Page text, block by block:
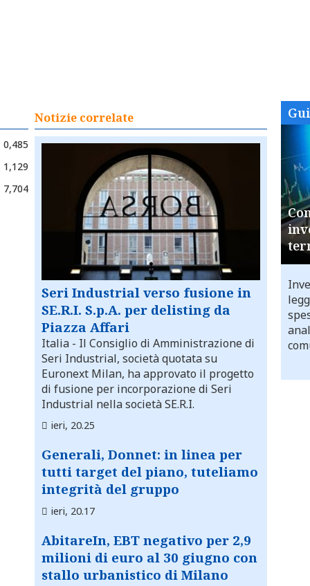
0,485
1,129
7,704
Notizie correlate
Seri Industrial verso fusione in
SE.R.I. S.p.A. per delisting da
Piazza Affari
Italia - Il Consiglio di Amministrazione di
Seri Industrial, società quotata su
Euronext Milan, ha approvato il progetto
di fusione per incorporazione di Seri
Industrial nella società SE.R.I.
ieri, 20.25
Generali, Donnet: in linea per
tutti target del piano, tuteliamo
integrità del gruppo
ieri, 20.17
AbitareIn, EBT negativo per 2,9
milioni di euro al 30 giugno con
stallo urbanistico di Milano